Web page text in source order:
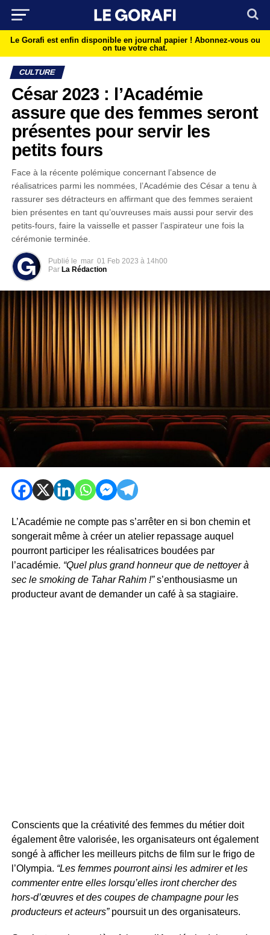
Le Gorafi est enfin disponible en journal papier ! Abonnez-vous ou
on tue votre chat.
CULTURE
César 2023 : l’Académie
assure que des femmes seront
présentes pour servir les
petits fours
Face à la récente polémique concernant l’absence de
réalisatrices parmi les nommées, l’Académie des César a tenu à
rassurer ses détracteurs en affirmant que des femmes seraient
bien présentes en tant qu’ouvreuses mais aussi pour servir des
petits-fours, faire la vaisselle et passer l’aspirateur une fois la
cérémonie terminée.
Publié le mar 01 Feb 2023 à 14h00
Par La Rédaction
L’Académie ne compte pas s’arrêter en si bon chemin et
songerait même à créer un atelier repassage auquel
pourront participer les réalisatrices boudées par
l’académie. “Quel plus grand honneur que de nettoyer à
sec le smoking de Tahar Rahim !”s’enthousiasme un
producteur avant de demander un café à sa stagiaire.
Conscients que la créativité des femmes du métier doit
également être valorisée, les organisateurs ont également
songé à afficher les meilleurs pitchs de film sur le frigo de
l’Olympia. “Les femmes pourront ainsi les admirer et les
commenter entre elles lorsqu’elles iront chercher des
hors-d’œuvres et des coupes de champagne pour les
producteurs et acteurs”poursuit un des organisateurs.